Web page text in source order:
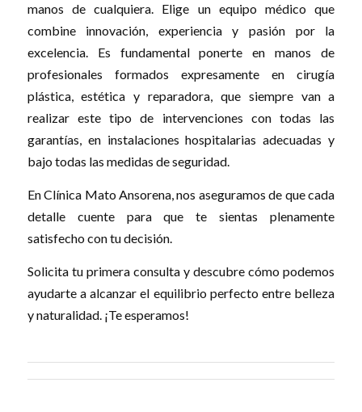
manos de cualquiera. Elige un equipo médico que
combine innovación, experiencia y pasión por la
excelencia. Es fundamental ponerte en manos de
profesionales formados expresamente en cirugía
plástica, estética y reparadora, que siempre van a
realizar este tipo de intervenciones con todas las
garantías, en instalaciones hospitalarias adecuadas y
bajo todas las medidas de seguridad.
En Clínica Mato Ansorena, nos aseguramos de que cada
detalle cuente para que te sientas plenamente
satisfecho con tu decisión.
Solicita tu primera consulta y descubre cómo podemos
ayudarte a alcanzar el equilibrio perfecto entre belleza
y naturalidad. ¡Te esperamos!